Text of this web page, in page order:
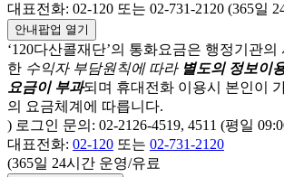
대표전화: 02-120 또는 02-731-2120 (365일
안내팝업 열기
‘120다산콜재단’의 통화요금은 행정기관의
한 수익자 부담원칙에 따라 별도의 정보이
요금이 부과되며 휴대전화 이용시 본인이
의 요금체계에 따릅니다.
) 로그인 문의: 02-2126-4519, 4511 (평일
대표전화: 02-120 또는 02-731-2120
(365일 24시간 운영/유료